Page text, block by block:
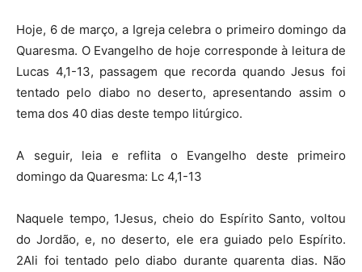
Hoje, 6 de março, a Igreja celebra o primeiro domingo da
Quaresma. O Evangelho de hoje corresponde à leitura de
Lucas 4,1-13, passagem que recorda quando Jesus foi
tentado pelo diabo no deserto, apresentando assim o
tema dos 40 dias deste tempo litúrgico.
A seguir, leia e reflita o Evangelho deste primeiro
domingo da Quaresma: Lc 4,1-13
Naquele tempo, 1Jesus, cheio do Espírito Santo, voltou
do Jordão, e, no deserto, ele era guiado pelo Espírito.
2Ali foi tentado pelo diabo durante quarenta dias. Não